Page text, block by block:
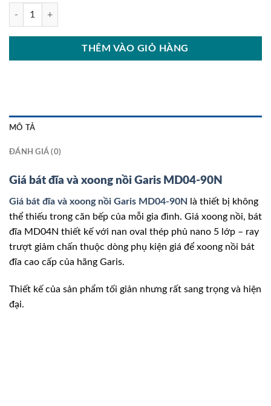
Giá bát đĩa và xoong nồi Garis MD04-90N số lượng
THÊM VÀO GIỎ HÀNG
MÔ TẢ
ĐÁNH GIÁ (0)
Giá bát đĩa và xoong nồi Garis MD04-90N
Giá bát đĩa và xoong nồi Garis MD04-90N
là thiết bị không
thể thiếu trong căn bếp của mỗi gia đình. Giá xoong nồi, bát
đĩa MD04N thiết kế với nan oval thép phủ nano 5 lớp – ray
trượt giảm chấn thuộc dòng phụ kiện giá để xoong nồi bát
đĩa cao cấp của hãng Garis.
Thiết kế của sản phẩm tối giản nhưng rất sang trọng và hiện
đại.